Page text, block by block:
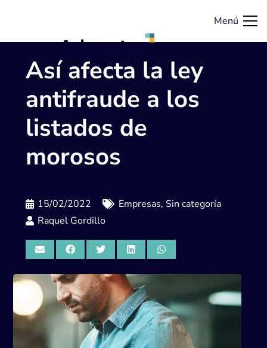
Menú
Así afecta la ley
antifraude a los
listados de
morosos
15/02/2022 Empresas, Sin categoría
Raquel Gordillo